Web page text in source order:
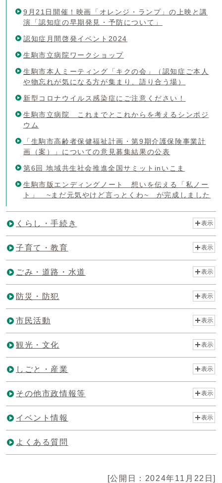
9月21日開催！映画「オレンジ・ランプ」の上映と講
演「認知症の早期発見・予防について」
認知症月間啓発イベント2024
生駒市立病院ワークショップ
生駒市本人ミーティング「キクの会」（認知症ご本人
や物忘れが気になる方が集まり、語り合う場）
新型コロナウイルス感染症にご注意ください！
生駒市立病院 これまでとこれからを考えるシンポジ
ウム
「生駒市高齢者保健福祉計画・第9期介護保険事業計
画（案）」についての意見募集結果の公表
第6回 地域共生社会推進全国サミットinいこま
生駒市版エンディングノート 想いを伝える「私ノー
ト」 ~まだ元気やけど言っとくわ~ が完成しました
くらし・手続き 表示
子育て・教育 表示
ごみ・道路・水道 表示
防災・防犯 表示
市民活動 表示
観光・文化 表示
しごと・産業 表示
その他市政情報等 表示
イベント情報 表示
よくある質問
[公開日：2024年11月22日]